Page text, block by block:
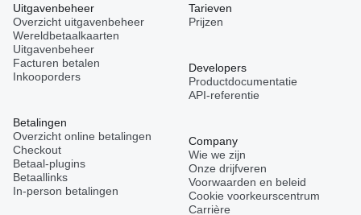
Uitgavenbeheer
Overzicht uitgavenbeheer
Wereldbetaalkaarten
Uitgavenbeheer
Facturen betalen
Inkooporders
Betalingen
Overzicht online betalingen
Checkout
Betaal-plugins
Betaallinks
In-person betalingen
Tarieven
Prijzen
Developers
Productdocumentatie
API-referentie
Company
Wie we zijn
Onze drijfveren
Voorwaarden en beleid
Cookie voorkeurscentrum
Carrière